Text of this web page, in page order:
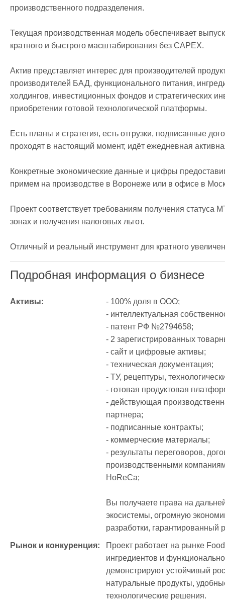
производственного подразделения.
Текущая производственная модель обеспечивает
кратного и быстрого масштабирования без CAPEX.
Актив представляет интерес для производителей
производителей БАД, функционального питания,
холдингов, инвестиционных фондов и стратегических
приобретении готовой технологической платформы.
Есть планы и стратегия, есть отгрузки, подписанные
проходят в настоящий момент, идёт ежедневная
Конкретные экономические данные и цифры
примем на производстве в Воронеже или в офисе в
Проект соответствует требованиям получения статуса
зонах и получения налоговых льгот.
Отличный и реальный инструмент для кратного
Подробная информация о бизнесе
Активы:
- 100% доля в ООО;
- интеллектуальная
- патент РФ №2794658;
- 2 зарегистрированных
- сайт и цифровые активы;
- техническая документация;
- ТУ, рецептуры,
- готовая продуктовая
- действующая
партнера;
- подписанные контракты;
- коммерческие материалы;
- результаты переговоров,
производственными
HoReCa;
Вы получаете права на
экосистемы, огромную
разработки, гарантированный
Рынок и конкуренция:
Проект работает на рынке
ингредиентов и
демонстрируют устойчивый
натуральные продукты,
технологические решения.